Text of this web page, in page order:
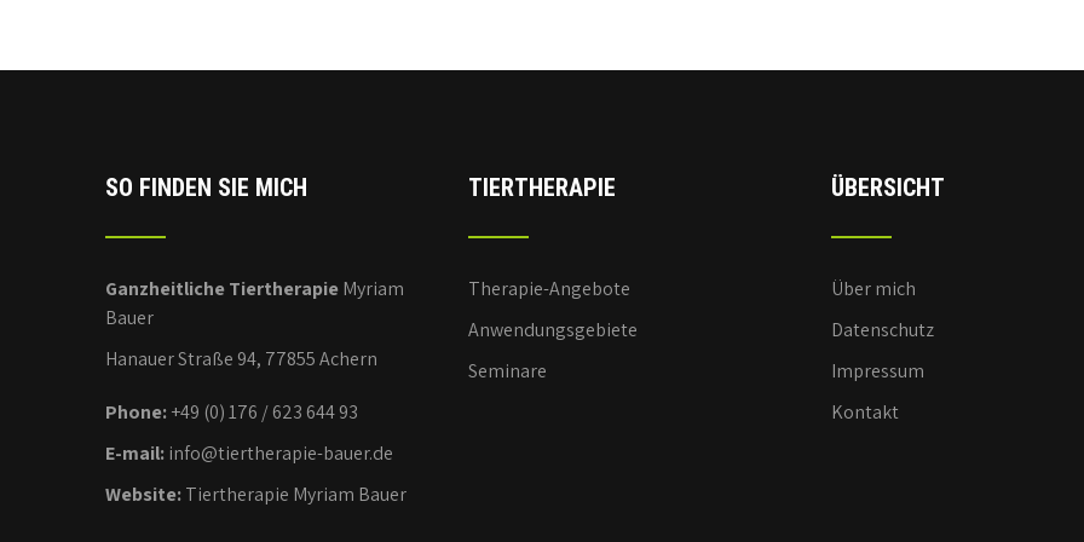
SO FINDEN SIE MICH
Ganzheitliche TiertherapieMyriam
Bauer
Hanauer Straße 94, 77855 Achern
Phone:+49 (0) 176 / 623 644 93
E-mail:info@tiertherapie-bauer.de
Website:Tiertherapie Myriam Bauer
TIERTHERAPIE
Therapie-Angebote
Anwendungsgebiete
Seminare
ÜBERSICHT
Über mich
Datenschutz
Impressum
Kontakt